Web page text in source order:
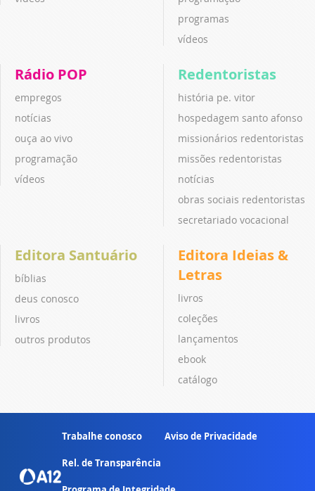
programas
vídeos
Rádio POP
empregos
notícias
ouça ao vivo
programação
vídeos
Redentoristas
história pe. vitor
hospedagem santo afonso
missionários redentoristas
missões redentoristas
notícias
obras sociais redentoristas
secretariado vocacional
Editora Santuário
bíblias
deus conosco
livros
outros produtos
Editora Ideias &
Letras
livros
coleções
lançamentos
ebook
catálogo
Trabalhe conosco Aviso de Privacidade
Rel. de Transparência